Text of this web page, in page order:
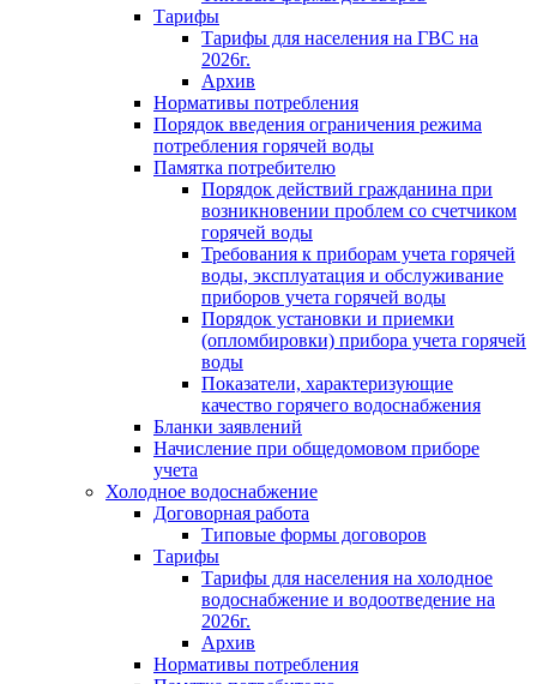
Тарифы
Тарифы для населения на ГВС на
2026г.
Архив
Нормативы потребления
Порядок введения ограничения режима
потребления горячей воды
Памятка потребителю
Порядок действий гражданина при
возникновении проблем со счетчиком
горячей воды
Требования к приборам учета горячей
воды, эксплуатация и обслуживание
приборов учета горячей воды
Порядок установки и приемки
(опломбировки) прибора учета горячей
воды
Показатели, характеризующие
качество горячего водоснабжения
Бланки заявлений
Начисление при общедомовом приборе
учета
Холодное водоснабжение
Договорная работа
Типовые формы договоров
Тарифы
Тарифы для населения на холодное
водоснабжение и водоотведение на
2026г.
Архив
Нормативы потребления